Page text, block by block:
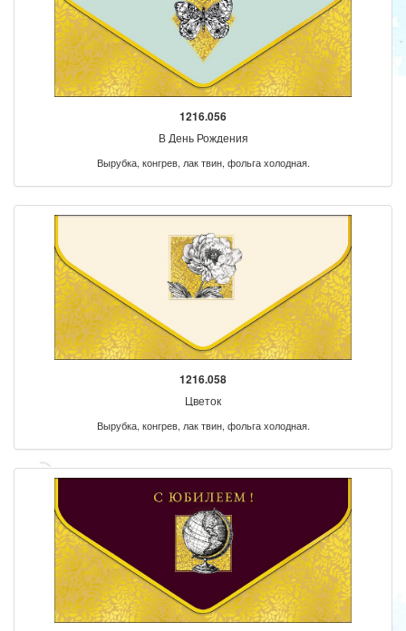
1216.056
В День Рождения
Вырубка, конгрев, лак твин, фольга холодная.
1216.058
Цветок
Вырубка, конгрев, лак твин, фольга холодная.